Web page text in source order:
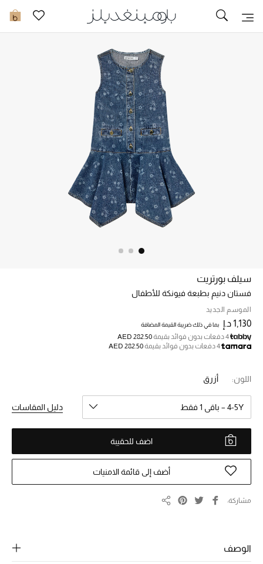
0 تخفيضات
خصم حتى 70%
تسوقوا الآن
ما وصلنا حديثاً
ما وصلنا حديثاً
الموسم الجديد
النساء
الحقائب النسائية
أحذية النسائية
الجمال
سيلف بورتريت
فستان دنيم بطبعة فيونكة للأطفال
الموسم الجديد
1,130 د.إ بما في ذلك ضريبة القيمة المضافة
4 دفعات بدون فوائد بقيمة
AED 282.50
4 دفعات بدون فوائد بقيمة
AED 282.50
اللون: أزرق
4-5Y – باقي 1 فقط دليل المقاسات
اضف للحقيبة
أضف إلى قائمة الامنيات
مشاركة
الوصف